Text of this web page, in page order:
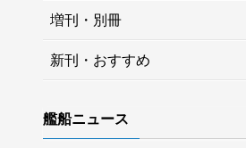
増刊・別冊
新刊・おすすめ
艦船ニュース